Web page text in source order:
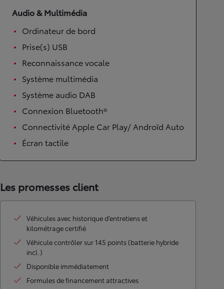
Audio & Multimédia
Ordinateur de bord
Prise(s) USB
Reconnaissance vocale
Système multimédia
Système audio DAB
Connexion Bluetooth®
Connectivité Apple Car Play/ Androïd Auto
Écran tactile
Les promesses client
Véhicules avec historique d’entretiens et
kilométrage certifié
Véhicule contrôler sur 145 points (batterie hybride
incl.)
Disponible immédiatement
Formules de financement attractives